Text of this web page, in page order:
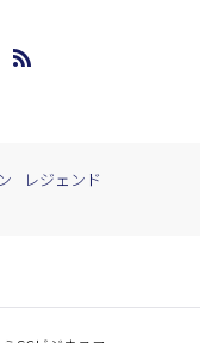
レジェンド